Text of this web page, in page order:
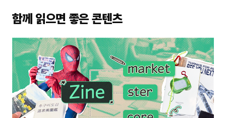
함께 읽으면 좋은 콘텐츠